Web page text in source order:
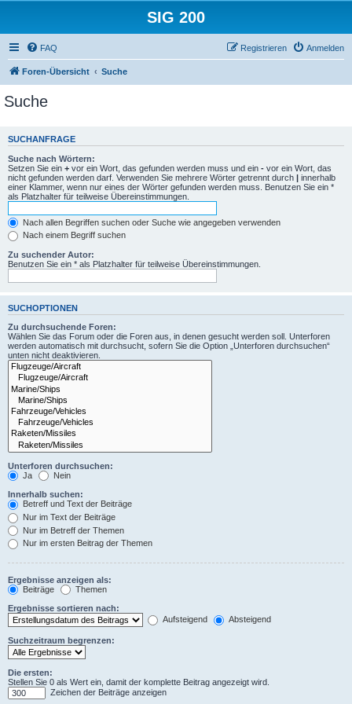
SIG 200
FAQ Anmelden
Registrieren
Foren-Übersicht Suche
Suche
SUCHANFRAGE
Suche nach Wörtern:
Setzen Sie ein + vor ein Wort, das gefunden werden muss und ein - vor ein Wort, das
nicht gefunden werden darf. Verwenden Sie mehrere Wörter getrennt durch | innerhalb
einer Klammer, wenn nur eines der Wörter gefunden werden muss. Benutzen Sie ein *
als Platzhalter für teilweise Übereinstimmungen.
Nach allen Begriffen suchen oder Suche wie angegeben verwenden
Nach einem Begriff suchen
Zu suchender Autor:
Benutzen Sie ein * als Platzhalter für teilweise Übereinstimmungen.
SUCHOPTIONEN
Zu durchsuchende Foren:
Wählen Sie das Forum oder die Foren aus, in denen gesucht werden soll. Unterforen
werden automatisch mit durchsucht, sofern Sie die Option „Unterforen durchsuchen“
unten nicht deaktivieren.
Unterforen durchsuchen:
Ja
Nein
Innerhalb suchen:
Betreff und Text der Beiträge
Nur im Text der Beiträge
Nur im Betreff der Themen
Nur im ersten Beitrag der Themen
Ergebnisse anzeigen als:
Beiträge
Themen
Ergebnisse sortieren nach:
Aufsteigend
Absteigend
Suchzeitraum begrenzen:
Die ersten:
Stellen Sie 0 als Wert ein, damit der komplette Beitrag angezeigt wird.
Zeichen der Beiträge anzeigen